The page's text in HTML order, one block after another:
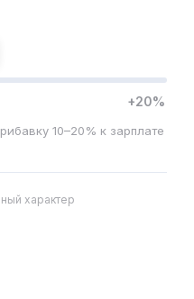
+20%
10–20% к зарплате
характер